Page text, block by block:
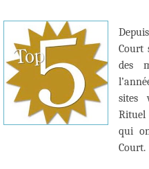
Court
des
sites
Rituel
qui
Court.